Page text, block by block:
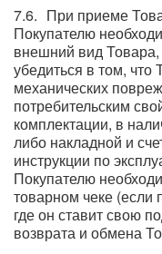
При приеме
Покупателю
внешний вид Товара,
убедиться в том,
механических
потребительским
комплектации, в
либо накладной и
инструкции по
Покупателю
товарном чеке (если
где он ставит свою
возврата и обмена